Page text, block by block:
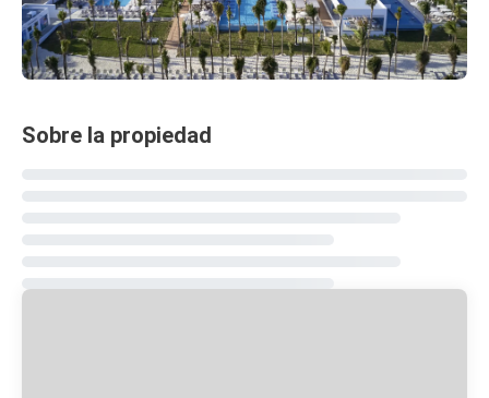
Sobre la propiedad